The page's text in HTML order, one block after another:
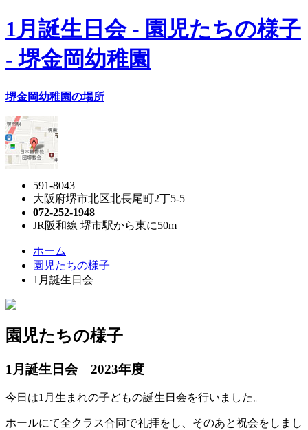
1月誕生日会 - 園児たちの様子
- 堺金岡幼稚園
堺金岡幼稚園の場所
591-8043
大阪府堺市北区北長尾町2丁5-5
072-252-1948
JR阪和線 堺市駅から東に50m
ホーム
園児たちの様子
1月誕生日会
園児たちの様子
1月誕生日会 2023年度
今日は1月生まれの子どもの誕生日会を行いました。
ホールにて全クラス合同で礼拝をし、そのあと祝会をしまし